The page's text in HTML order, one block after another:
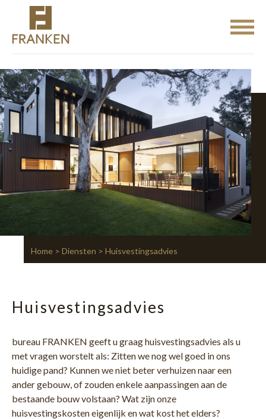
Home > Diensten > Huisvestingsadvies
Huisvestingsadvies
bureau FRANKEN geeft u graag huisvestingsadvies als u
met vragen worstelt als: Zitten we nog wel goed in ons
huidige pand? Kunnen we niet beter verhuizen naar een
ander gebouw, of zouden enkele aanpassingen aan de
bestaande bouw volstaan? Wat zijn onze
huisvestingskosten eigenlijk en wat kost het elders?